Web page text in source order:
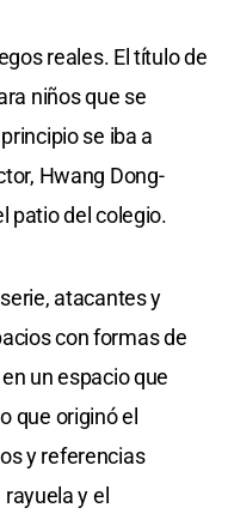
reales. El título de
niños que se
se iba a
Hwang Dong-
patio del colegio.
atacantes y
con formas de
un espacio que
que originó el
y referencias
y el